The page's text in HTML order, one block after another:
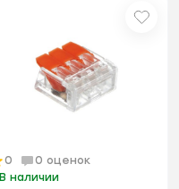
0
0 оценок
В наличии